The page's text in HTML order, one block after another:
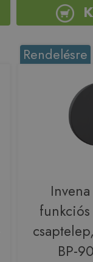
Rendelésre
BP-